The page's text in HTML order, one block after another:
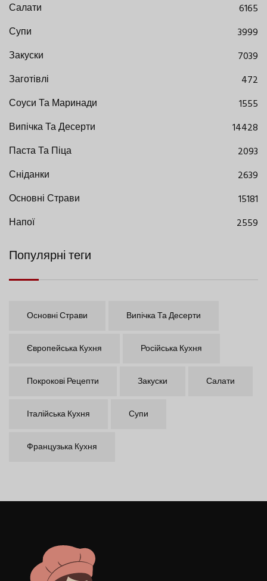
Салати
6165
Супи
3999
Закуски
7039
Заготівлі
472
Соуси Та Маринади
1555
Випічка Та Десерти
14428
Паста Та Піца
2093
Сніданки
2639
Основні Страви
15181
Напої
2559
Популярні теги
Основні Страви Випічка Та Десерти
Європейська Кухня Російська Кухня
Покрокові Рецепти Закуски Салати
Італійська Кухня Супи
Французька Кухня